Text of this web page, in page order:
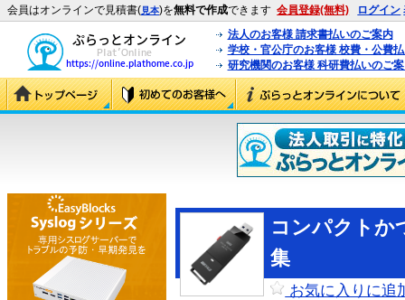
会員はオンラインで見積書(見本)を無料で作成できます 会員登録(無料) ログイン
法人のお客様 請求書払いのご案内
学校・官公庁のお客様 校費・公費
研究機関のお客様 科研費払いのご
コンパクトか
集
お気に入りに追